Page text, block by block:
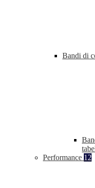
Bandi di
Performance 12